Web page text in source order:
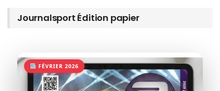
Journalsport Édition papier
FÉVRIER 2026